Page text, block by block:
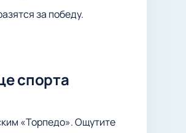
за победу.
спорта
«Торпедо». Ощутите